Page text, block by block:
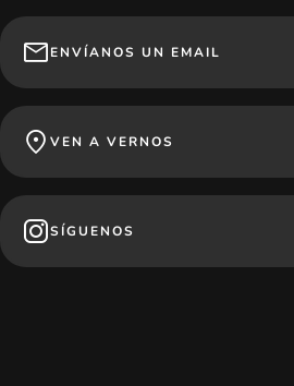
ENVÍANOS UN EMAIL
VEN A VERNOS
SÍGUENOS